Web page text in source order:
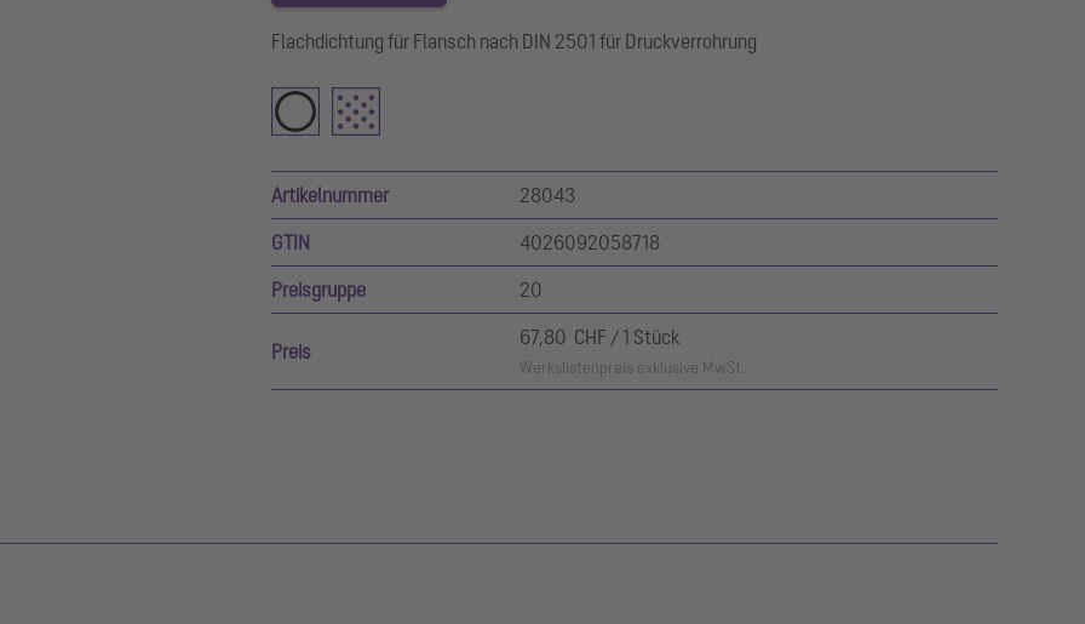
Flachdichtung für Flansch nach DIN 2501 für Druckverrohrung
Artikelnummer 28043
GTIN 4026092058718
Preisgruppe 20
Preis
67,80 CHF / 1 Stück
Werkslistenpreis exklusive MwSt.